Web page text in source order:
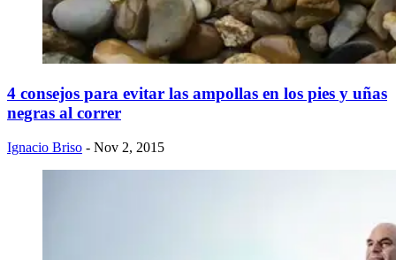
4 consejos para evitar las ampollas en los pies y uñas
negras al correr
Ignacio Briso - Nov 2, 2015